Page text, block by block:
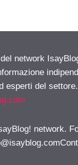
network
esperti del
network.